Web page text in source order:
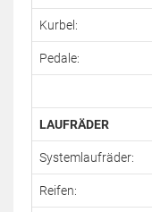
Kurbel:
Pedale:
LAUFRÄDER
Systemlaufräder:
Reifen: